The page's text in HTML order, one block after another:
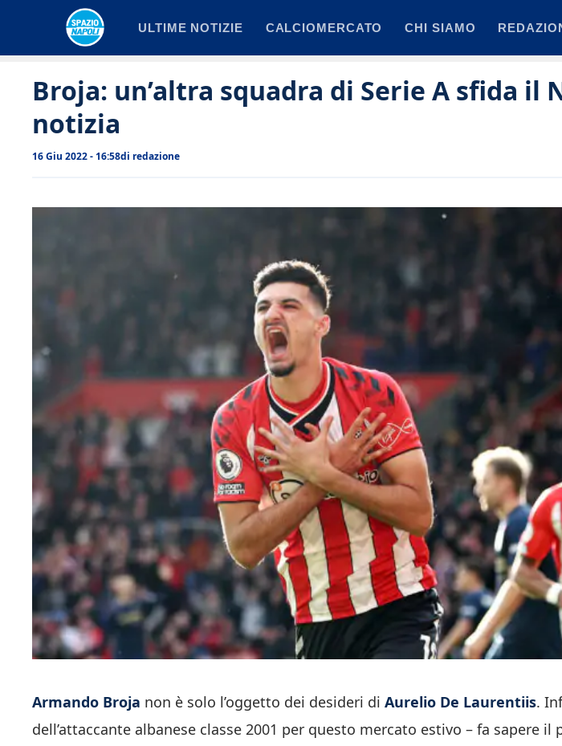
ULTIME NOTIZIE CALCIOMERCATO CHI SIAMO
Broja: un’altra squadra di Serie A sfida il
notizia
16 Giu 2022 - 16:58di redazione
Armando Broja non è solo l’oggetto dei desideri di Aurelio De Laurentiis.
dell’attaccante albanese classe 2001 per questo mercato estivo – fa sapere il